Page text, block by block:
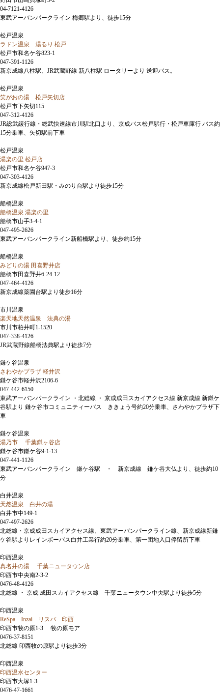
04-7121-4126
東武アーバンパークライン 梅郷駅より、徒歩15分
松戸温泉
ラドン温泉 湯るり 松戸
松戸市和名ケ谷823-1
047-391-1126
新京成線八柱駅、JR武蔵野線 新八柱駅 ロータリーより 送迎バス。
松戸温泉
笑がおの湯 松戸矢切店
松戸市下矢切115
047-312-4126
JR総武緩行線・総武快速線市川駅北口より、京成バス松戸駅行・松戸車庫行 バス約
15分乗車、矢切駅前下車
松戸温泉
湯楽の里 松戸店
松戸市和名ケ谷947-3
047-303-4126
新京成線松戸新田駅・みのり台駅より徒歩15分
船橋温泉
船橋温泉 湯楽の里
船橋市山手3-4-1
047-495-2626
東武アーバンパークライン新船橋駅より、徒歩約15分
船橋温泉
みどりの湯 田喜野井店
船橋市田喜野井6-24-12
047-464-4126
新京成線薬園台駅より徒歩16分
市川温泉
楽天地天然温泉 法典の湯
市川市柏井町1-1520
047-338-4126
JR武蔵野線船橋法典駅より徒歩7分
鎌ケ谷温泉
さわやかプラザ 軽井沢
鎌ケ谷市軽井沢2106-6
047-442-6150
東武アーバンパークライン ・北総線 ・ 京成成田スカイアクセス線 新京成線 新鎌ケ
谷駅より 鎌ケ谷市コミュニティーバス ききょう号約20分乗車、さわやかプラザ下
車
鎌ケ谷温泉
湯乃市 千葉鎌ヶ谷店
鎌ケ谷市鎌ケ谷9-1-13
047-441-1126
東武アーバンパークライン 鎌ケ谷駅 ・ 新京成線 鎌ケ谷大仏より、徒歩約10
分
白井温泉
天然温泉 白井の湯
白井市中149-1
047-497-2626
北総線・京成成田スカイアクセス線、東武アーバンパークライン線、新京成線新鎌
ケ谷駅よりレインボーバス白井工業行約20分乗車、第一団地入口停留所下車
印西温泉
真名井の湯 千葉ニュータウン店
印西市中央南2-3-2
0476-48-4126
北総線 ・ 京成 成田スカイアクセス線 千葉ニュータウン中央駅より徒歩5分
印西温泉
ReSpa Inzai リスパ 印西
印西市牧の原1-3 牧の原モア
0476-37-8151
北総線 印西牧の原駅より徒歩3分
印西温泉
印西温水センター
印西市大塚1-3
0476-47-1661